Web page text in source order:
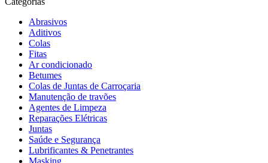
Abrasivos
Aditivos
Colas
Fitas
Ar condicionado
Betumes
Colas de Juntas de Carroçaria
Manutenção de travões
Agentes de Limpeza
Reparações Elétricas
Juntas
Saúde e Segurança
Lubrificantes & Penetrantes
Masking